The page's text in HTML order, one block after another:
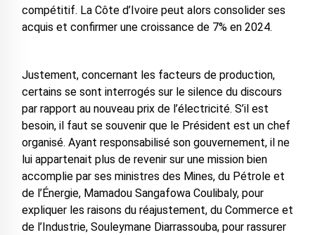
compétitif. La Côte d’Ivoire peut alors consolider ses
acquis et confirmer une croissance de 7% en 2024.
Justement, concernant les facteurs de production,
certains se sont interrogés sur le silence du discours
par rapport au nouveau prix de l’électricité. S’il est
besoin, il faut se souvenir que le Président est un chef
organisé. Ayant responsabilisé son gouvernement, il ne
lui appartenait plus de revenir sur une mission bien
accomplie par ses ministres des Mines, du Pétrole et
de l’Énergie, Mamadou Sangafowa Coulibaly, pour
expliquer les raisons du réajustement, du Commerce et
de l’Industrie, Souleymane Diarrassouba, pour rassurer